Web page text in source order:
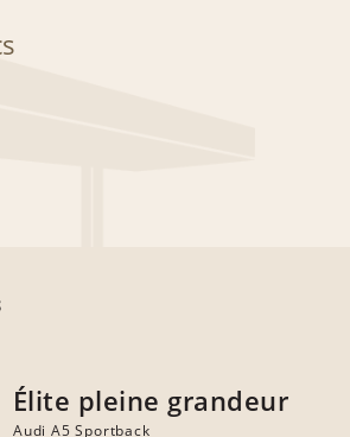
Élite pleine grandeur
Audi A5 Sportback